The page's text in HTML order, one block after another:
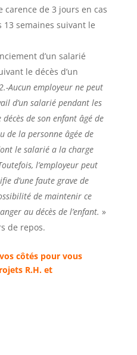
de 3 jours en cas
13 semaines suivant le
d’un salarié
le décès d’un
Aucun employeur ne peut
d’un salarié pendant les
de son enfant âgé de
de la personne âgée de
le salarié a la charge
l’employeur peut
d’une faute grave de
de maintenir ce
au décès de l’enfant. »
de repos.
côtés pour vous
R.H. et